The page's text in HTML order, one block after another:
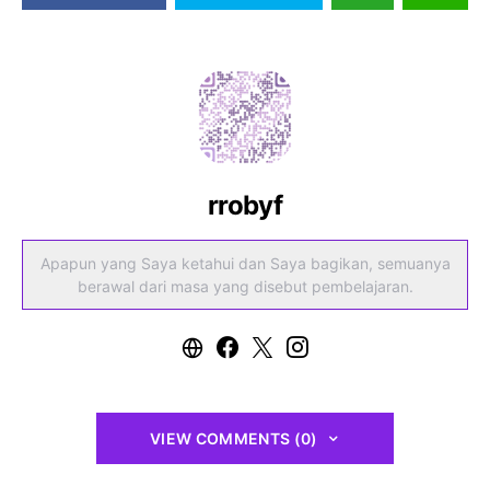
rrobyf
Apapun yang Saya ketahui dan Saya bagikan, semuanya
berawal dari masa yang disebut pembelajaran.
VIEW COMMENTS (0)